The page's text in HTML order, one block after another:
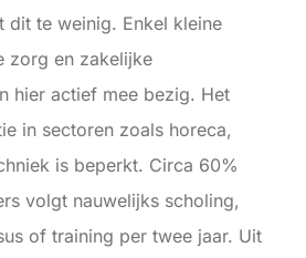
dit te weinig. Enkel kleine
zorg en zakelijke
hier actief mee bezig. Het
in sectoren zoals horeca,
is beperkt. Circa 60%
volgt nauwelijks scholing,
of training per twee jaar. Uit